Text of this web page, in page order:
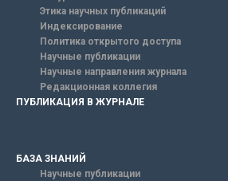
Этика научных публикаций
Индексирование
Политика открытого доступа
Научные публикации
Научные направления журнала
Редакционная коллегия
ПУБЛИКАЦИЯ В ЖУРНАЛЕ
БАЗА ЗНАНИЙ
Научные публикации